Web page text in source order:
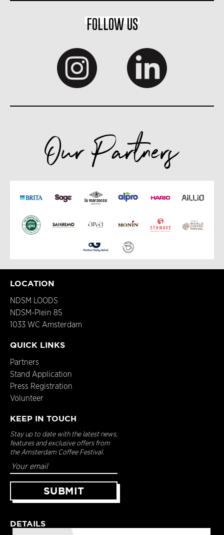
FOLLOW US
Our Partners
LOCATION
NDSM LOODS
NDSM-Plein 85
1033 WC Amsterdam
QUICK LINKS
Partners
Stand Application
Press Registration
Volunteer
KEEP IN TOUCH
Stay up to date with the latest news,
features and exclusive offers from
the Amsterdam Coffee Festival.
DETAILS